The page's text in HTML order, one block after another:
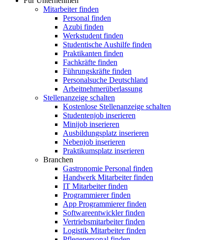
Mitarbeiter finden
Personal finden
Azubi finden
Werkstudent finden
Studentische Aushilfe finden
Praktikanten finden
Fachkräfte finden
Führungskräfte finden
Personalsuche Deutschland
Arbeitnehmerüberlassung
Stellenanzeige schalten
Kostenlose Stellenanzeige schalten
Studentenjob inserieren
Minijob inserieren
Ausbildungsplatz inserieren
Nebenjob inserieren
Praktikumsplatz inserieren
Branchen
Gastronomie Personal finden
Handwerk Mitarbeiter finden
IT Mitarbeiter finden
Programmierer finden
App Programmierer finden
Softwareentwickler finden
Vertriebsmitarbeiter finden
Logistik Mitarbeiter finden